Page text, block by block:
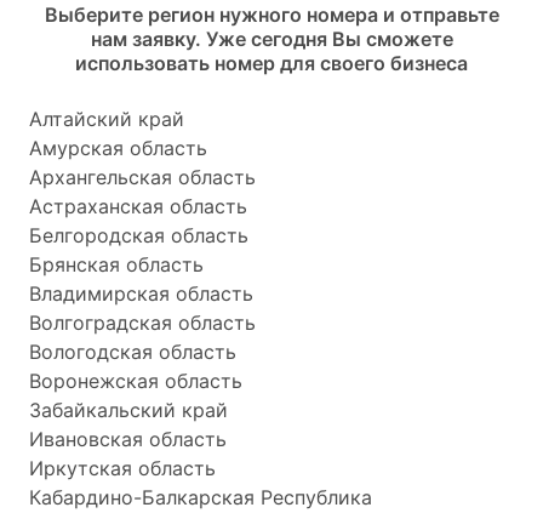
Выберите регион нужного номера и отправьте
нам заявку. Уже сегодня Вы сможете
использовать номер для своего бизнеса
Алтайский край
Амурская область
Архангельская область
Астраханская область
Белгородская область
Брянская область
Владимирская область
Волгоградская область
Вологодская область
Воронежская область
Забайкальский край
Ивановская область
Иркутская область
Кабардино-Балкарская Республика